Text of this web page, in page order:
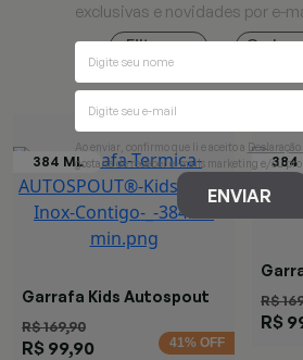
Filtros
Garrafa Kids Autospout
R$ 169,90
R$ 99,90 41% OFF
R$
R$
exclusivas e novidades por e-
Ao enviar, confirmo que li e aceito a
gostaria de receber e-mails marketing e/ou
ENVIAR